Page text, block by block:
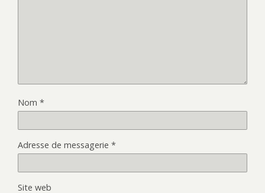
Nom *
Adresse de messagerie *
Site web